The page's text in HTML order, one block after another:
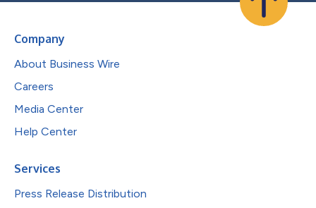
Company
About Business Wire
Careers
Media Center
Help Center
Services
Press Release Distribution